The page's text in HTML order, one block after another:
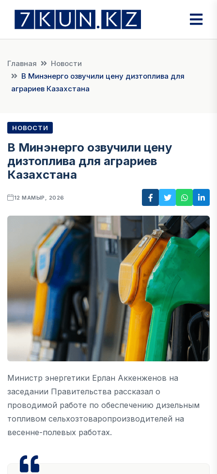
Главная
Новости
В Минэнерго озвучили цену дизтоплива для
аграриев Казахстана
НОВОСТИ
В Минэнерго озвучили цену
дизтоплива для аграриев
Казахстана
12 МАМЫР, 2026
Министр энергетики Ерлан Аккенженов на
заседании Правительства рассказал о
проводимой работе по обеспечению дизельным
топливом сельхозтоваропроизводителей на
весенне-полевых работах.